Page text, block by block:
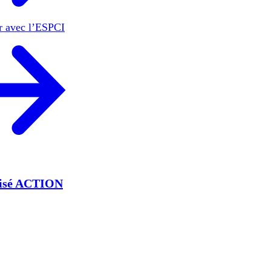
avec l’ESPCI
ACTION